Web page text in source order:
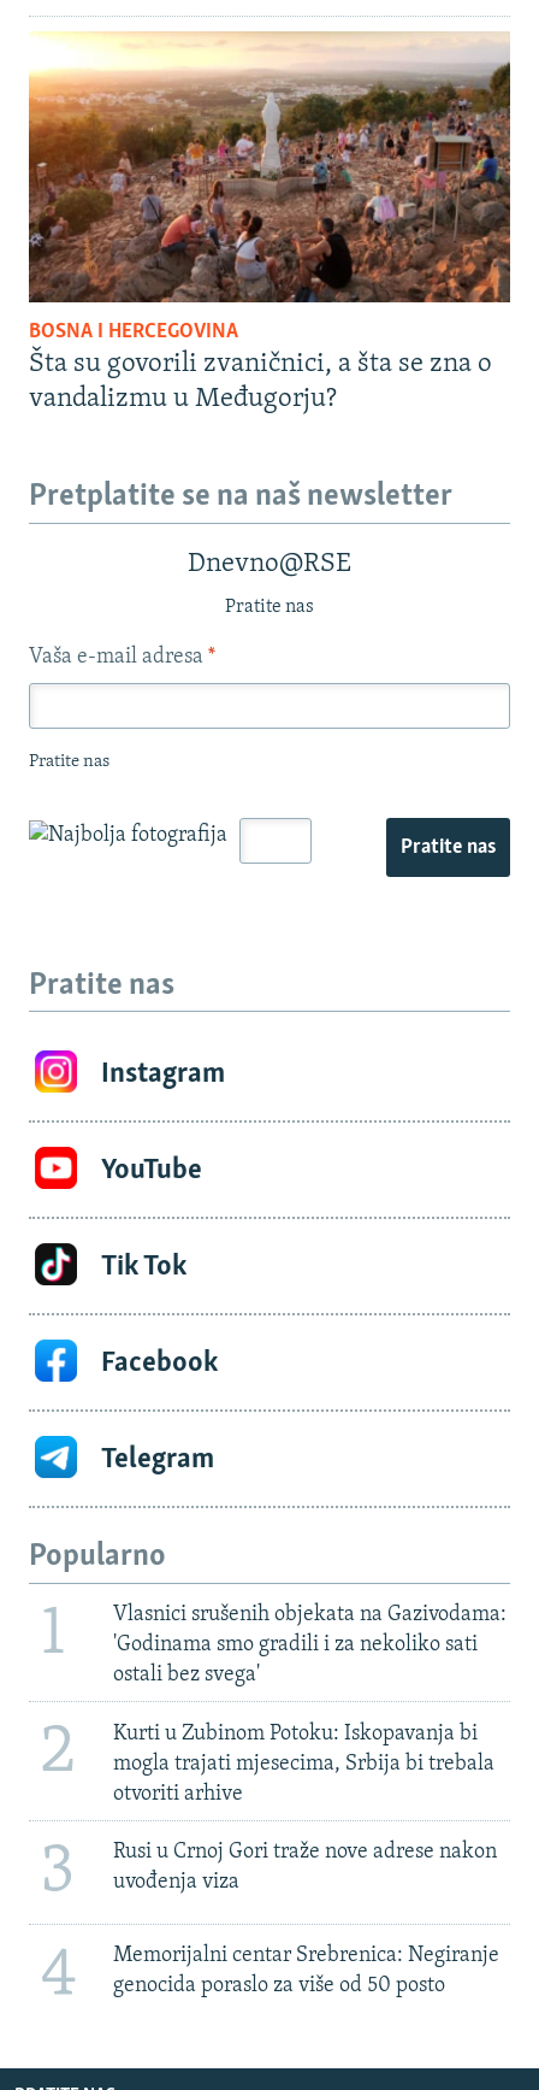
BOSNA I HERCEGOVINA
Šta su govorili zvaničnici, a šta se zna o
vandalizmu u Međugorju?
Pretplatite se na naš newsletter
Dnevno@RSE
Pratite nas
Vaša e-mail adresa *
Pratite nas
Pratite nas
Pratite nas
Instagram
YouTube
Tik Tok
Facebook
Telegram
Popularno
1
Vlasnici srušenih objekata na Gazivodama:
'Godinama smo gradili i za nekoliko sati
ostali bez svega'
2
Kurti u Zubinom Potoku: Iskopavanja bi
mogla trajati mjesecima, Srbija bi trebala
otvoriti arhive
3
Rusi u Crnoj Gori traže nove adrese nakon
uvođenja viza
4
Memorijalni centar Srebrenica: Negiranje
genocida poraslo za više od 50 posto